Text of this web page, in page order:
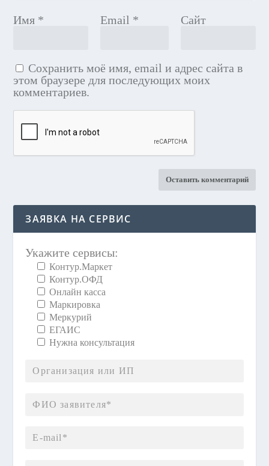
Имя * Email * Сайт
Сохранить моё имя, email и адрес сайта в
этом браузере для последующих моих
комментариев.
ЗАЯВКА НА СЕРВИС
Укажите сервисы:
Контур.Маркет
Контур.ОФД
Онлайн касса
Маркировка
Меркурий
ЕГАИС
Нужна консультация